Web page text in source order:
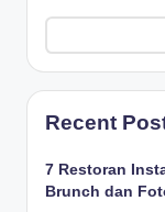
Recent
7 Restoran
Brunch dan